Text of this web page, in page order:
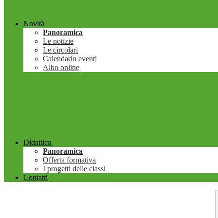
Novità
Panoramica
Le notizie
Le circolari
Calendario eventi
Albo online
Didattica
Panoramica
Offerta formativa
I progetti delle classi
Contatti